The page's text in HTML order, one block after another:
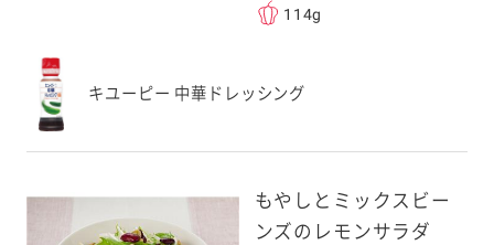
114g
キユーピー 中華ドレッシング
もやしとミックスビー
ンズのレモンサラダ